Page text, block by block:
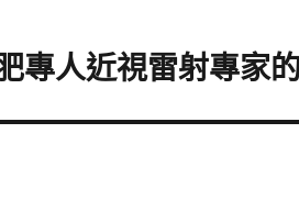
專人近視雷射專家